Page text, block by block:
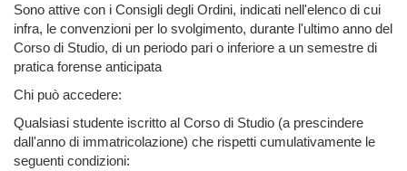
Sono attive con i Consigli degli Ordini, indicati nell'elenco di cui
infra, le convenzioni per lo svolgimento, durante l'ultimo anno del
Corso di Studio, di un periodo pari o inferiore a un semestre di
pratica forense anticipata
Chi può accedere:
Qualsiasi studente iscritto al Corso di Studio (a prescindere
dall'anno di immatricolazione) che rispetti cumulativamente le
seguenti condizioni: